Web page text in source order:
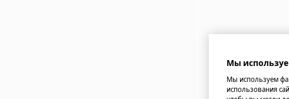
Мы
Мы используем
использования